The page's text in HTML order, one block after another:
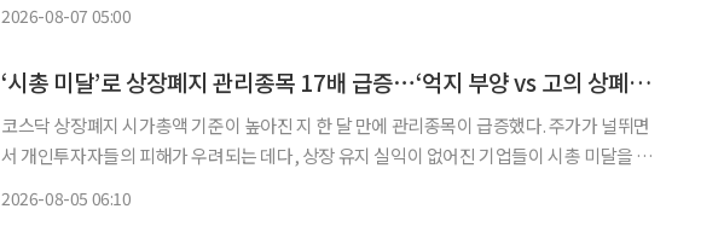
2026-08-07 05:00
‘시총 미달’로 상장폐지 관리종목 17배 급증⋯‘억지 부양 vs 고의 상폐’ 딜레마
코스닥 상장폐지 시가총액 기준이 높아진 지 한 달 만에 관리종목이 급증했다. 주가가 널뛰면
서 개인투자자들의 피해가 우려되는 데다, 상장 유지 실익이 없어진 기업들이 시총 미달을 일
2026-08-05 06:10